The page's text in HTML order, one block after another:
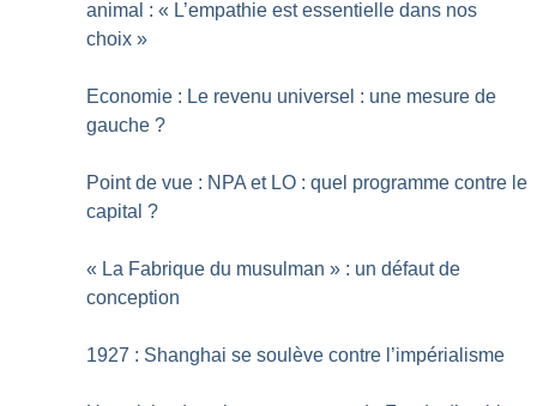
animal : « L’empathie est essentielle dans nos
choix »
Economie : Le revenu universel : une mesure de
gauche ?
Point de vue : NPA et LO : quel programme contre le
capital ?
« La Fabrique du musulman » : un défaut de
conception
1927 : Shanghai se soulève contre l’impérialisme